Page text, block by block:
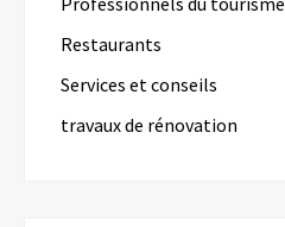
Restaurants
Services et conseils
travaux de rénovation